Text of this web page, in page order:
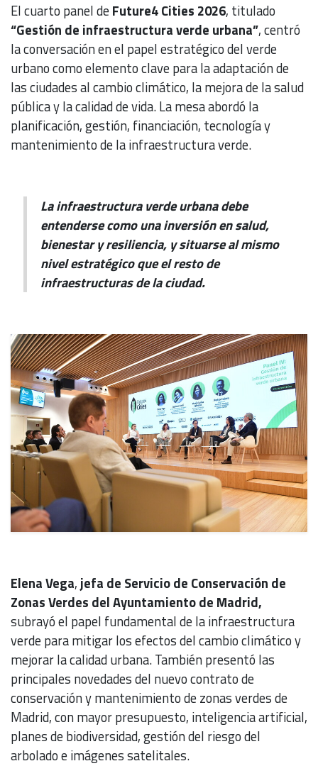
El cuarto panel deFuture4 Cities 2026, titulado
“Gestión de infraestructura verde urbana”, centró
la conversación en el papel estratégico del verde
urbano como elemento clave para la adaptación de
las ciudades al cambio climático, la mejora de la salud
pública y la calidad de vida. La mesa abordó la
planificación, gestión, financiación, tecnología y
mantenimiento de la infraestructura verde.
La infraestructura verde urbana debe
entenderse como una inversión en salud,
bienestar y resiliencia, y situarse al mismo
nivel estratégico que el resto de
infraestructuras de la ciudad.
Elena Vega,jefa de Servicio de Conservación de
Zonas Verdes del Ayuntamiento de Madrid,
subrayó el papel fundamental de la infraestructura
verde para mitigar los efectos del cambio climático y
mejorar la calidad urbana. También presentó las
principales novedades del nuevo contrato de
conservación y mantenimiento de zonas verdes de
Madrid, con mayor presupuesto, inteligencia artificial,
planes de biodiversidad, gestión del riesgo del
arbolado e imágenes satelitales.